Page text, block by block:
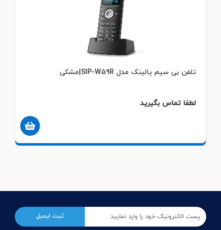
تلفن بی سیم یالینک مدل SIP-W59R|مشکی
لطفا تماس بگیرید